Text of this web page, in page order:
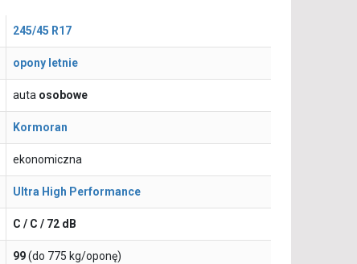
245/45 R17
opony letnie
auta osobowe
Kormoran
ekonomiczna
Ultra High Performance
C / C / 72 dB
99(do 775 kg/oponę)